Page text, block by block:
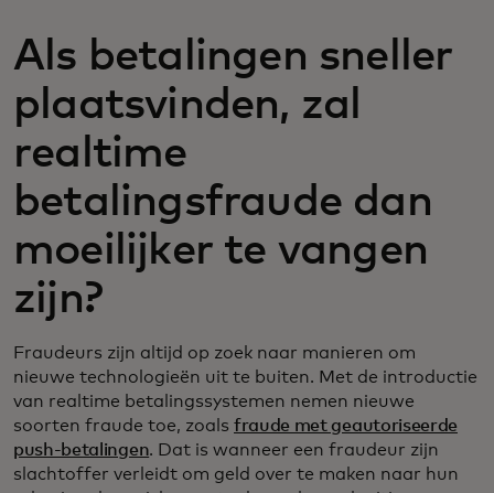
Als betalingen sneller
plaatsvinden, zal
realtime
betalingsfraude dan
moeilijker te vangen
zijn?
Fraudeurs zijn altijd op zoek naar manieren om
nieuwe technologieën uit te buiten. Met de introductie
van realtime betalingssystemen nemen nieuwe
soorten fraude toe, zoals fraude met geautoriseerde
push-betalingen. Dat is wanneer een fraudeur zijn
slachtoffer verleidt om geld over te maken naar hun